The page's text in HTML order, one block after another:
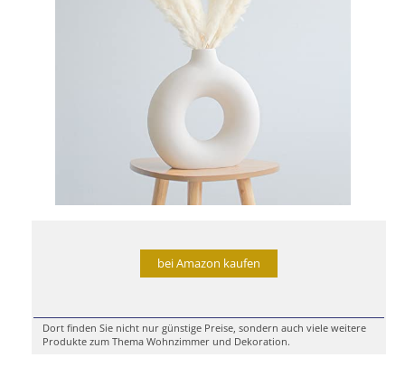
bei Amazon kaufen
Dort finden Sie nicht nur günstige Preise, sondern auch viele weitere
Produkte zum Thema Wohnzimmer und Dekoration.